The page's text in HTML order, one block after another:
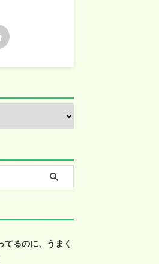
てるのに、うまく